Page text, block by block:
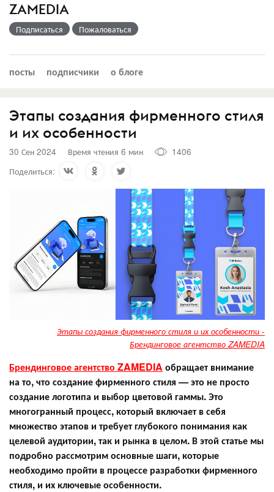
ZAMEDIA
Подписаться Пожаловаться
посты подписчики о блоге
Этапы создания фирменного стиля
и их особенности
30 Сен 2024 Время чтения 6 мин
1406
Поделиться:
Этапы создания фирменного стиля и их особенности -
Брендинговое агентство ZAMEDIA
Брендинговое агентство ZAMEDIA обращает внимание
на то, что создание фирменного стиля — это не просто
создание логотипа и выбор цветовой гаммы. Это
многогранный процесс, который включает в себя
множество этапов и требует глубокого понимания как
целевой аудитории, так и рынка в целом. В этой статье мы
подробно рассмотрим основные шаги, которые
необходимо пройти в процессе разработки фирменного
стиля, и их ключевые особенности.